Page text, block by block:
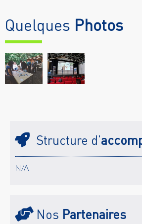
Quelques Photos
Structure d'
N/A
Nos Partenaires